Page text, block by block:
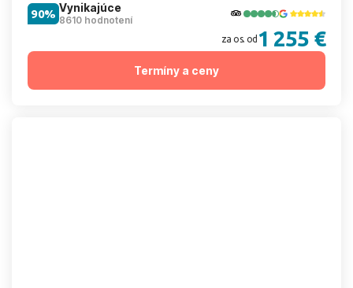
Vynikajúce
8610 hodnotení
90%
za os. od 1 255 €
Termíny a ceny